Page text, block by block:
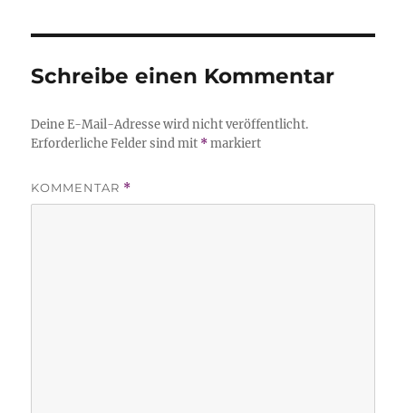
Schreibe einen Kommentar
Deine E-Mail-Adresse wird nicht veröffentlicht.
Erforderliche Felder sind mit *markiert
KOMMENTAR *